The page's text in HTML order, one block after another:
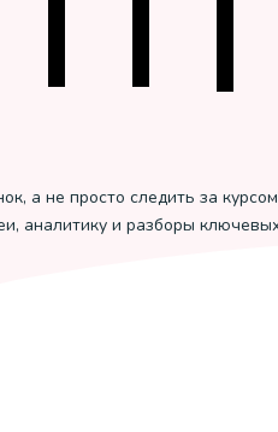
а не просто следить за
аналитику и разборы